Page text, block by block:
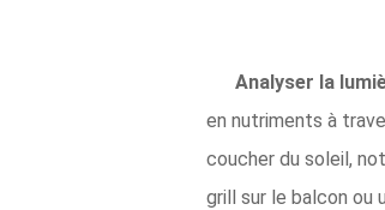
Analyser la
en nutriments à
coucher du soleil,
grill sur le balcon ou